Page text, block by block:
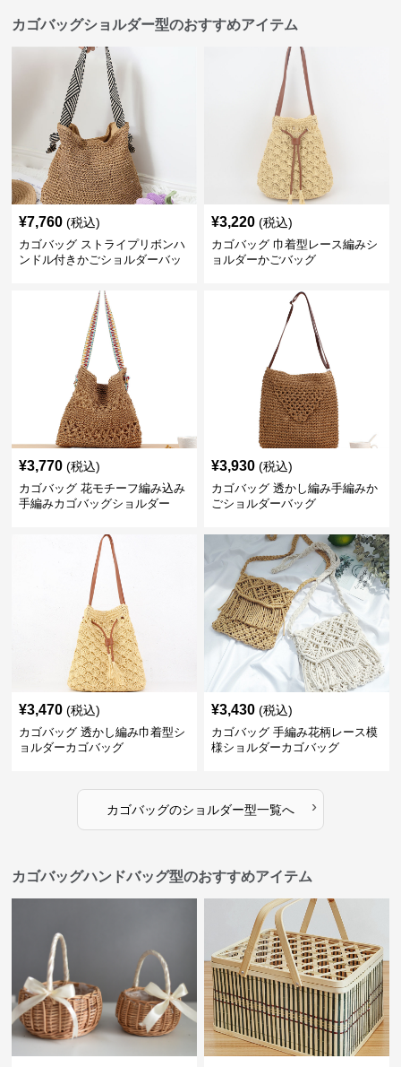
カゴバッグショルダー型のおすすめアイテム
¥7,760 (税込)
カゴバッグ ストライプリボンハ
ンドル付きかごショルダーバッ
¥3,220 (税込)
カゴバッグ 巾着型レース編みシ
ョルダーかごバッグ
¥3,770 (税込)
カゴバッグ 花モチーフ編み込み
手編みカゴバッグショルダー
¥3,930 (税込)
カゴバッグ 透かし編み手編みか
ごショルダーバッグ
¥3,470 (税込)
カゴバッグ 透かし編み巾着型シ
ョルダーカゴバッグ
¥3,430 (税込)
カゴバッグ 手編み花柄レース模
様ショルダーカゴバッグ
カゴバッグのショルダー型一覧へ ›
カゴバッグハンドバッグ型のおすすめアイテム